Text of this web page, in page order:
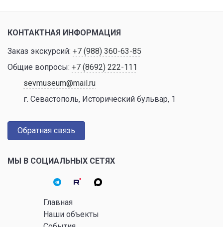
КОНТАКТНАЯ ИНФОРМАЦИЯ
Заказ экскурсий: +7 (988) 360-63-85
Общие вопросы: +7 (8692) 222-111
sevmuseum@mail.ru
г. Севастополь, Исторический бульвар, 1
Обратная связь
МЫ В СОЦИАЛЬНЫХ СЕТЯХ
Главная
Наши объекты